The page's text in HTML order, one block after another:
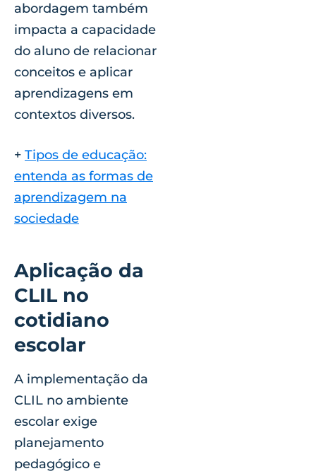
abordagem também
impacta a capacidade
do aluno de relacionar
conceitos e aplicar
aprendizagens em
contextos diversos.
+ Tipos de educação:
entenda as formas de
aprendizagem na
sociedade
Aplicação da
CLIL no
cotidiano
escolar
A implementação da
CLIL no ambiente
escolar exige
planejamento
pedagógico e